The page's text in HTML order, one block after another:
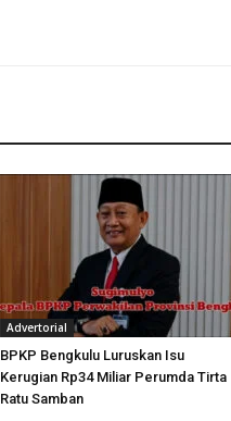
Advertorial
BPKP Bengkulu Luruskan Isu
Kerugian Rp34 Miliar Perumda Tirta
Ratu Samban